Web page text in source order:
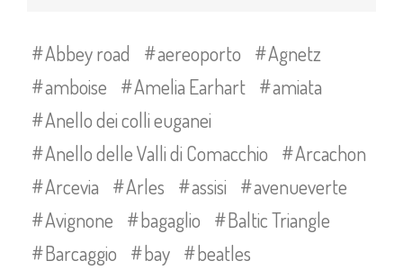
Abbey road aereoporto
Agnetz
amboise
Amelia Earhart
amiata
Anello dei colli euganei
Anello delle Valli di Comacchio
Arcachon
Arcevia
Arles assisi
avenueverte
Avignone
bagaglio
Baltic Triangle
Barcaggio
bay
beatles